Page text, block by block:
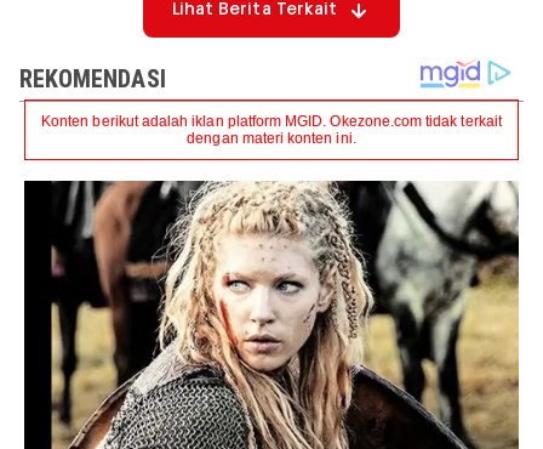
Lihat Berita Terkait